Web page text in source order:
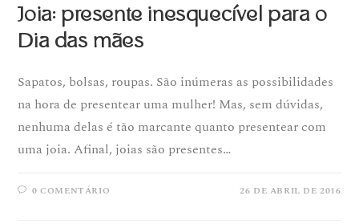
Joia: presente inesquecível para o
Dia das mães
Sapatos, bolsas, roupas. São inúmeras as possibilidades
na hora de presentear uma mulher! Mas, sem dúvidas,
nenhuma delas é tão marcante quanto presentear com
uma joia. Afinal, joias são presentes…
0 COMENTÁRIO 26 DE ABRIL DE 2016